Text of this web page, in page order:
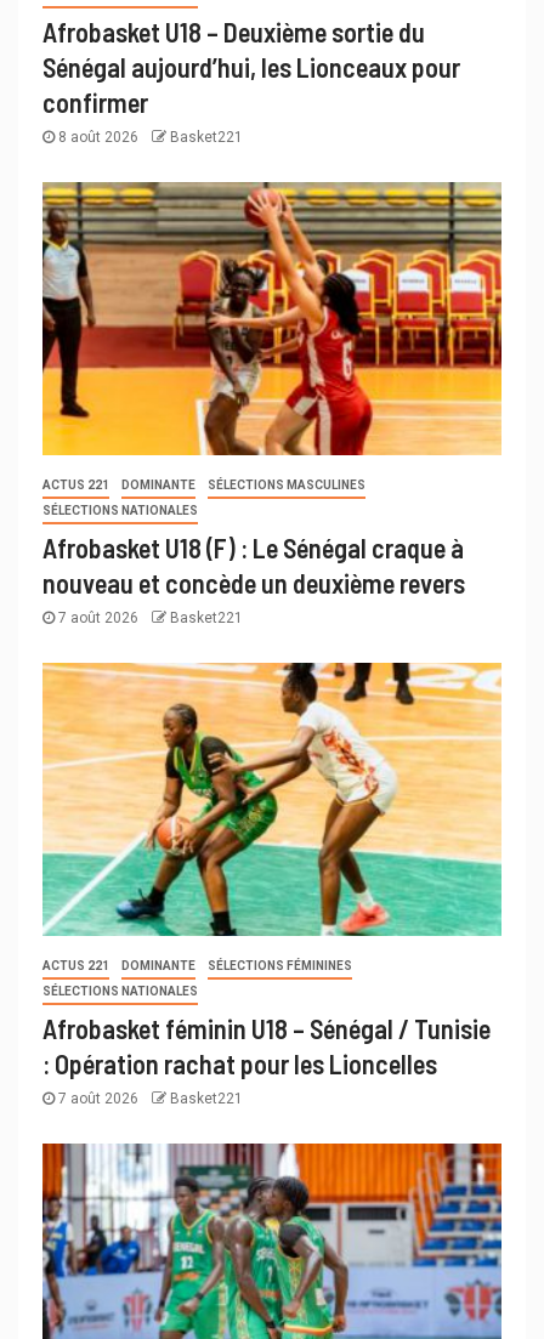
Afrobasket U18 – Deuxième sortie du
Sénégal aujourd’hui, les Lionceaux pour
confirmer
8 août 2026 Basket221
ACTUS 221 DOMINANTE
SÉLECTIONS MASCULINES
SÉLECTIONS NATIONALES
Afrobasket U18 (F) : Le Sénégal craque à
nouveau et concède un deuxième revers
7 août 2026 Basket221
ACTUS 221 DOMINANTE
SÉLECTIONS FÉMININES
SÉLECTIONS NATIONALES
Afrobasket féminin U18 – Sénégal / Tunisie
: Opération rachat pour les Lioncelles
7 août 2026 Basket221